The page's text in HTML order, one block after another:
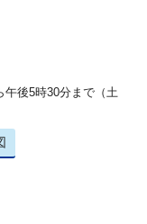
後5時30分まで（土